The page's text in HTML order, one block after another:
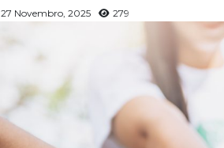
27 Novembro, 2025 279